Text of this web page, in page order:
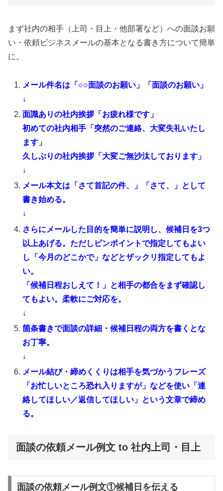
まず社内の相手（上司・目上・他部署など）への面談お願
い・依頼ビジネスメールの基本となる書き方について簡単
に。
メール件名は「○○面談のお願い」「面談のお願い」
↓
面識ありの社内挨拶「お疲れ様です」
初めての社内相手「突然のご連絡、大変失礼いたし
ます」
久しぶりの社内挨拶「大変ご無沙汰しております」
↓
メール本文は「さて首記の件、」「さて、」として
書き始める。
↓
さらにメールした目的を簡単に説明し、候補日を3つ
以上あげる。ただしピンポイントで指定してもよい
し「今月のどこかで」などとザックリ指定してもよ
い。
「候補日程おしえて！」と相手の都合をまず確認し
てもよい。柔軟にご対応を。
↓
箇条書きで面談の詳細・候補日程の両方を書くとな
お丁寧。
↓
メール結び・締めくくりは相手を気づかうフレーズ
「お忙しいところ恐れ入りますが」などを使い「連
絡してほしい／返信してほしい」という文章で締め
る。
面談の依頼メール例文 to 社内上司・目上
面談の依頼メール例文①候補日を伝える